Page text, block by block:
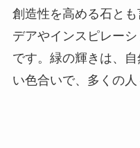
創造性を高める石と
デアやインスピレー
です。緑の輝きは、
い色合いで、多くの人